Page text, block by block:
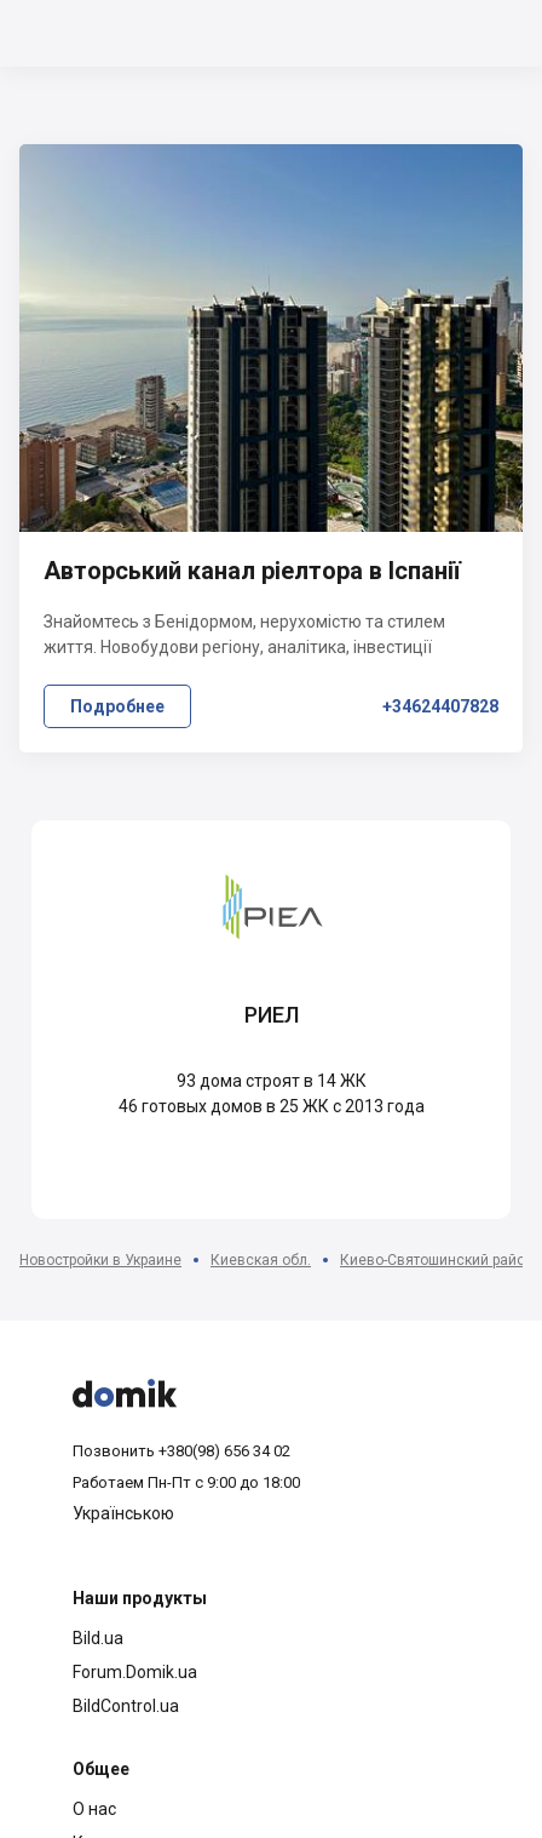
Авторський канал ріелтора в Іспанії
Знайомтесь з Бенідормом, нерухомістю та стилем
життя. Новобудови регіону, аналітика, інвестиції
Подробнее +34624407828
РИЕЛ
93 дома строят в 14 ЖК
46 готовых домов в 25 ЖК с 2013 года
Новостройки в Украине Киевская обл. Киево-Святошинский район



Позвонить +380(98) 656 34 02
Работаем Пн-Пт с 9:00 до 18:00
Українською
Наши продукты
Bild.ua
Forum.Domik.ua
BildControl.ua
Общее
О нас